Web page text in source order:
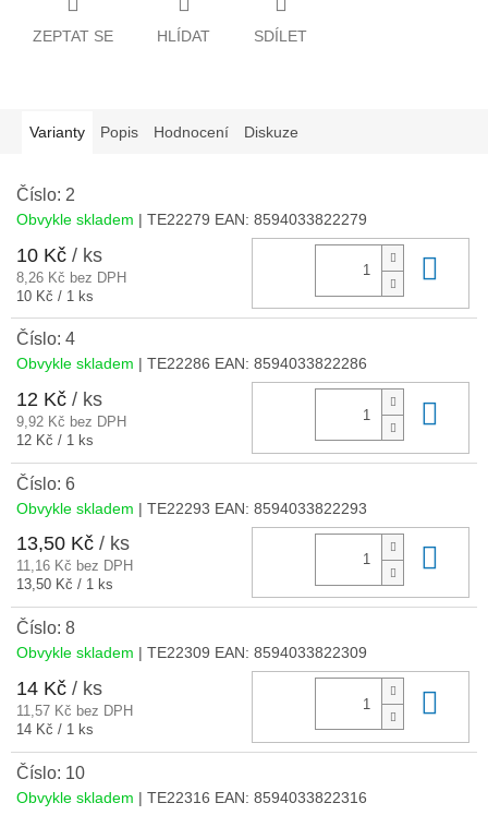
ZEPTAT SE HLÍDAT SDÍLET
Varianty Popis Hodnocení Diskuze
Číslo: 2
Obvykle skladem | TE22279 EAN: 8594033822279
10 Kč / ks
8,26 Kč bez DPH
Měrná
10 Kč / 1 ks
Číslo: 4
Obvykle skladem | TE22286 EAN: 8594033822286
12 Kč / ks
9,92 Kč bez DPH
Měrná
12 Kč / 1 ks
Číslo: 6
Obvykle skladem | TE22293 EAN: 8594033822293
13,50 Kč / ks
11,16 Kč bez DPH
Měrná
13,50 Kč / 1 ks
Číslo: 8
Obvykle skladem | TE22309 EAN: 8594033822309
14 Kč / ks
11,57 Kč bez DPH
Měrná
14 Kč / 1 ks
Číslo: 10
Obvykle skladem | TE22316 EAN: 8594033822316